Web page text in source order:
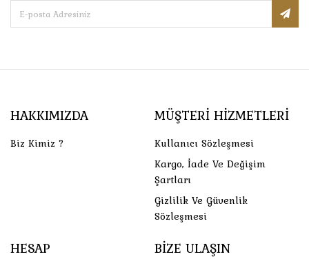
HAKKIMIZDA
Biz Kimiz ?
MÜŞTERI HIZMETLERI
Kullanıcı Sözleşmesi
Kargo, İade Ve Değişim
Şartları
Gizlilik Ve Güvenlik
Sözleşmesi
HESAP BIZE ULAŞIN